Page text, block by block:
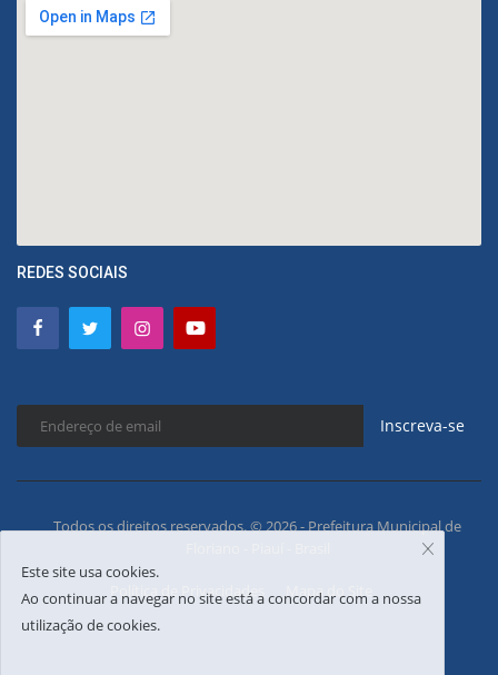
REDES SOCIAIS
Inscreva-se
Todos os direitos reservados. © 2026 - Prefeitura Municipal de
Política de Privacidades Mapa do Site
Este site usa cookies.
Ao continuar a navegar no site está a concordar com a nossa
utilização de cookies.